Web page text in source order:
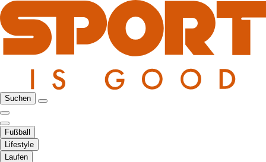
Suchen
Fußball
Lifestyle
Laufen